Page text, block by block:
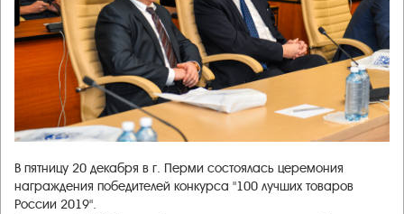
В пятницу 20 декабря в г. Перми состоялась церемония
награждения победителей конкурса "100 лучших товаров
России 2019".